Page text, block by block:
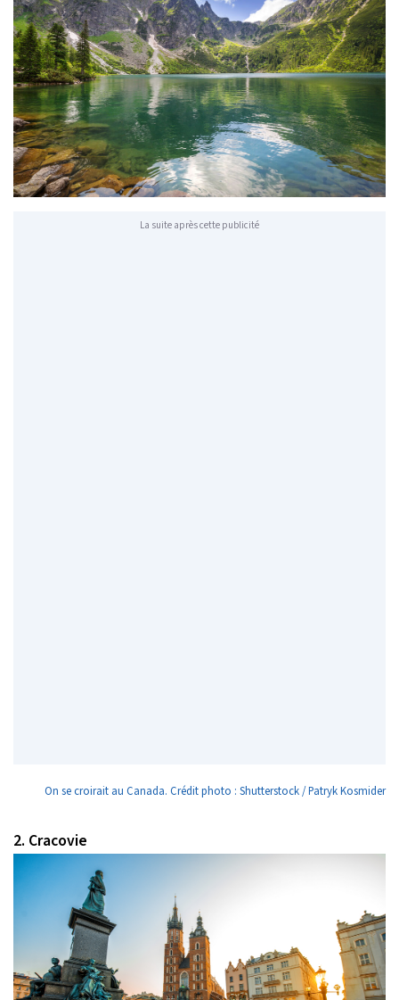
La suite après cette publicité
On se croirait au Canada. Crédit photo : Shutterstock / Patryk Kosmider
2. Cracovie